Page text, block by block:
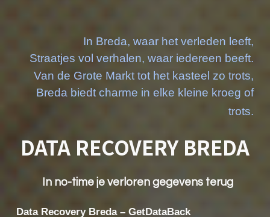
In Breda, waar het verleden leeft,
Straatjes vol verhalen, waar iedereen beeft.
Van de Grote Markt tot het kasteel zo trots,
Breda biedt charme in elke kleine kroeg of
trots.
DATA RECOVERY BREDA
In no-time je verloren gegevens terug
Data Recovery Breda – GetDataBack